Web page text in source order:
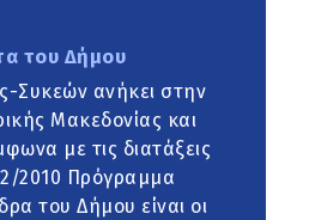
του Δήμου
Συκεών ανήκει στην
Μακεδονίας και
με τις διατάξεις
2010 Πρόγραμμα
του Δήμου είναι οι